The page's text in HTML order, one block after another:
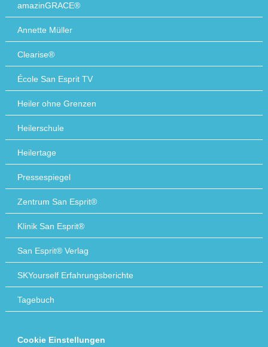
amazinGRACE®
Annette Müller
Clearise®
École San Esprit TV
Heiler ohne Grenzen
Heilerschule
Heilertage
Pressespiegel
Zentrum San Esprit®
Klinik San Esprit®
San Esprit® Verlag
SKYourself Erfahrungsberichte
Tagebuch
Cookie Einstellungen